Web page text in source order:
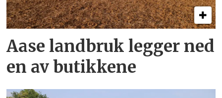
Aase landbruk legger ned
en av butikkene